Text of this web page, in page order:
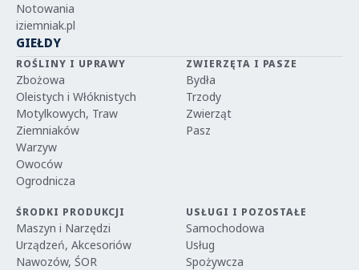
Notowania
iziemniak.pl
GIEŁDY
ROŚLINY I UPRAWY
Zbożowa
Oleistych i Włóknistych
Motylkowych, Traw
Ziemniaków
Warzyw
Owoców
Ogrodnicza
ZWIERZĘTA I PASZE
Bydła
Trzody
Zwierząt
Pasz
ŚRODKI PRODUKCJI
Maszyn i Narzędzi
Urządzeń, Akcesoriów
Nawozów, ŚOR
USŁUGI I POZOSTAŁE
Samochodowa
Usług
Spożywcza